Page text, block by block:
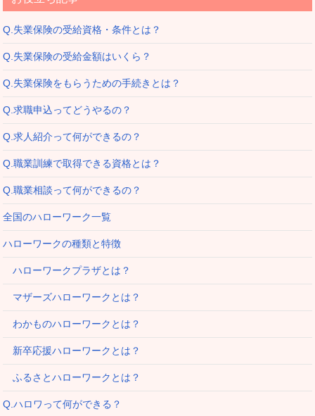
Q.失業保険の受給資格・条件とは？
Q.失業保険の受給金額はいくら？
Q.失業保険をもらうための手続きとは？
Q.求職申込ってどうやるの？
Q.求人紹介って何ができるの？
Q.職業訓練で取得できる資格とは？
Q.職業相談って何ができるの？
全国のハローワーク一覧
ハローワークの種類と特徴
ハローワークプラザとは？
マザーズハローワークとは？
わかものハローワークとは？
新卒応援ハローワークとは？
ふるさとハローワークとは？
Q.ハロワって何ができる？